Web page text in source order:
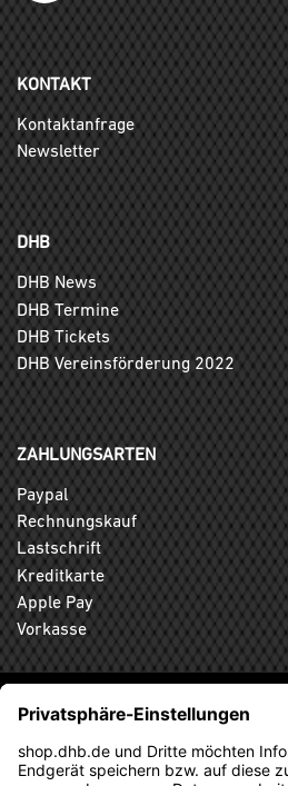
KONTAKT
Kontaktanfrage
Newsletter
DHB
DHB News
DHB Termine
DHB Tickets
DHB Vereinsförderung 2022
ZAHLUNGSARTEN
Paypal
Rechnungskauf
Lastschrift
Kreditkarte
Apple Pay
Vorkasse
ABONNIEREN SIE DEN
NEWSLETTER UND VERPASSEN
AKTION MEHR.